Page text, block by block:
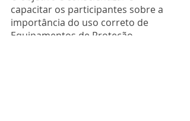
capacitar os participantes sobre a
importância do uso correto de
Equipamentos de Proteção